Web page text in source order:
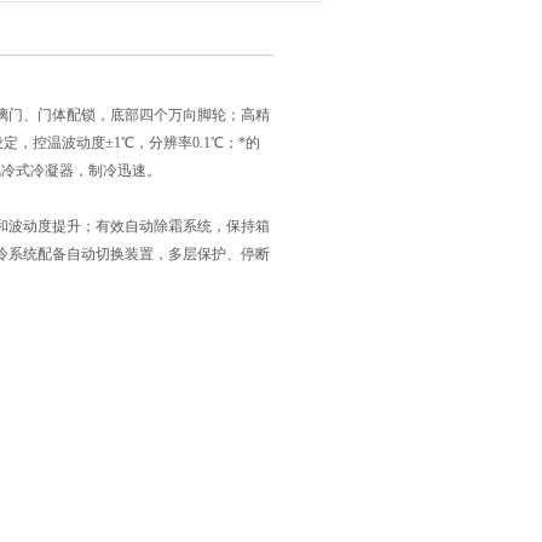
、门体配锁，底部四个万向脚轮；高精
，控温波动度±1℃，分辨率0.1℃；*的
式冷凝器，制冷迅速。
动度提升；有效自动除霜系统，保持箱
系统配备自动切换装置，多层保护、停断